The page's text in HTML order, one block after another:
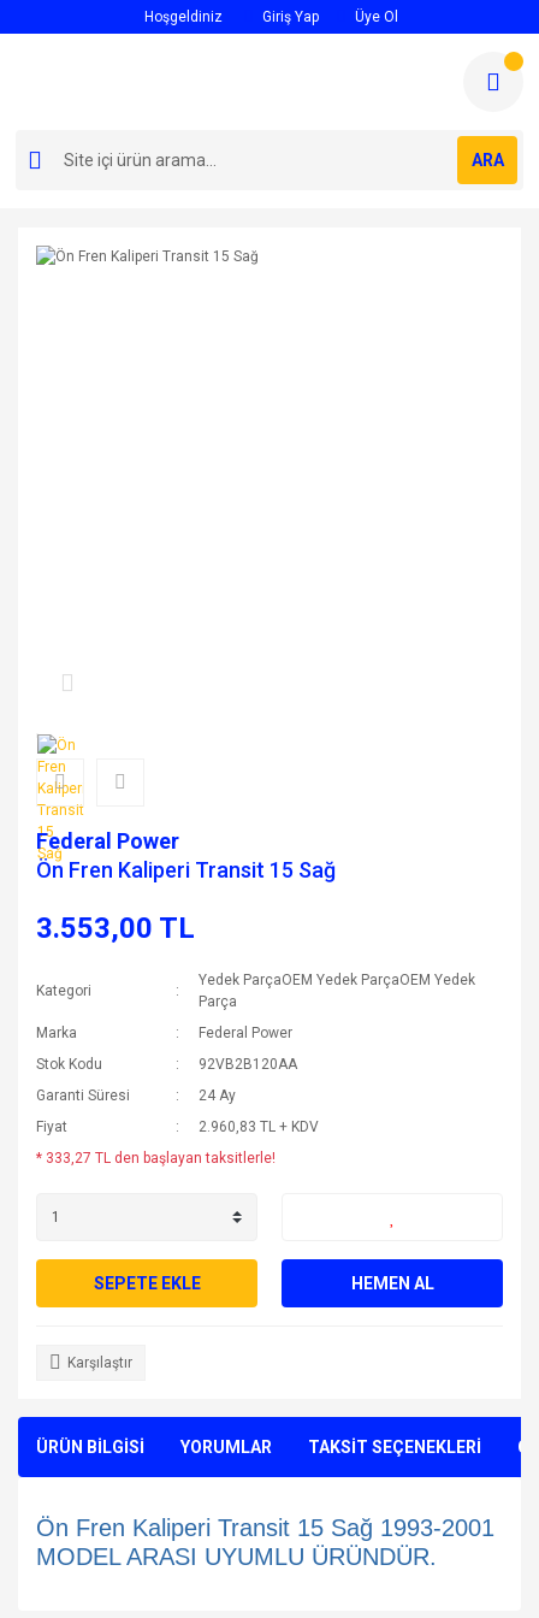
Hoşgeldiniz Giriş Yap Üye Ol
ARA
Federal Power
Ön Fren Kaliperi Transit 15 Sağ
3.553,00 TL
Kategori
Yedek ParçaOEM Yedek ParçaOEM Yedek
Parça
Marka
Federal Power
Stok Kodu
92VB2B120AA
Garanti Süresi
24 Ay
Fiyat
2.960,83 TL + KDV
* 333,27 TL den başlayan taksitlerle!
SEPETE EKLE HEMEN AL
Karşılaştır
ÜRÜN BİLGİSİ YORUMLAR TAKSİT SEÇENEKLERİ
Ön Fren Kaliperi Transit 15 Sağ 1993-2001
MODEL ARASI UYUMLU ÜRÜNDÜR.